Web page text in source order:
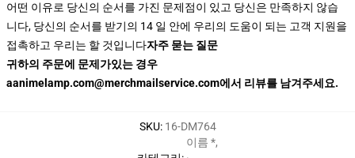
어떤 이유로 당신의 순서를 가진 문제점이 있고 당신은 만족하지 않습
니다, 당신의 순서를 받기의 14 일 안에 우리의 도움이 되는 고객 지원을
접촉하고 우리는 할 것입니다자주 묻는 질문
귀하의 주문에 문제가있는 경우
aanimelamp.com@merchmailservice.com에서 리뷰를 남겨주세요.
SKU: 16-DM764
이름 *,